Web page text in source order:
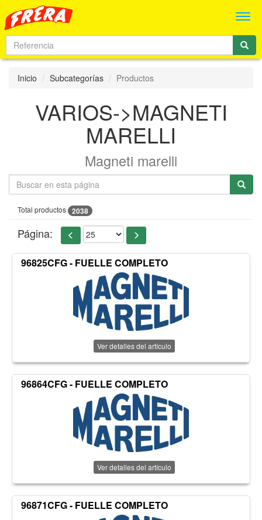
Inicio Subcategorías Productos
VARIOS->MAGNETI
MARELLI
Magneti marelli
Total productos 2038
Página:
96825CFG - FUELLE COMPLETO
Ver detalles del artículo
96864CFG - FUELLE COMPLETO
Ver detalles del artículo
96871CFG - FUELLE COMPLETO